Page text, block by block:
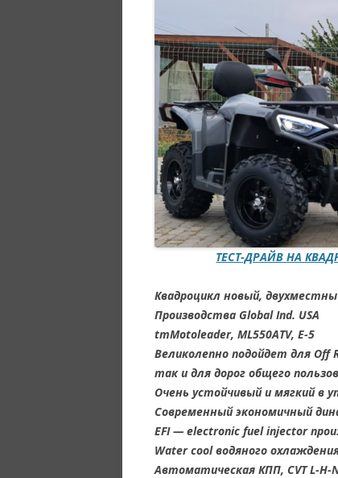
ТЕСТ-ДРАЙВ НА
Квадроцикл новый,
Производства Global Ind. USA
tmMotoleader, ML550ATV, E-5
Великолепно подойдет для Off
так и для дорог общего
Очень устойчивый и мягкий в
Современный экономичный
EFI — electronic fuel injector
Water cool водяного
Автоматическая КПП, CVT L-H-